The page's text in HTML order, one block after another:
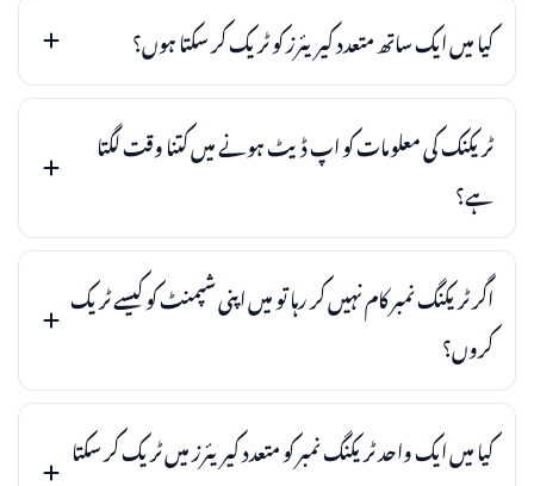
کیا میں ایک ساتھ متعدد کیریئرز کو ٹریک کر سکتا ہوں؟
ٹریکنک کی معلومات کو اپ ڈیٹ ہونے میں کتنا وقت لگتا
ہے؟
اگر ٹریکنگ نمبر کام نہیں کر رہا تو میں اپنی شپمنٹ کو کیسے ٹریک
کروں؟
کیا میں ایک واحد ٹریکنگ نمبر کو متعدد کیریئرز میں ٹریک کر سکتا